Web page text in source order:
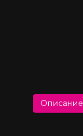
Описание